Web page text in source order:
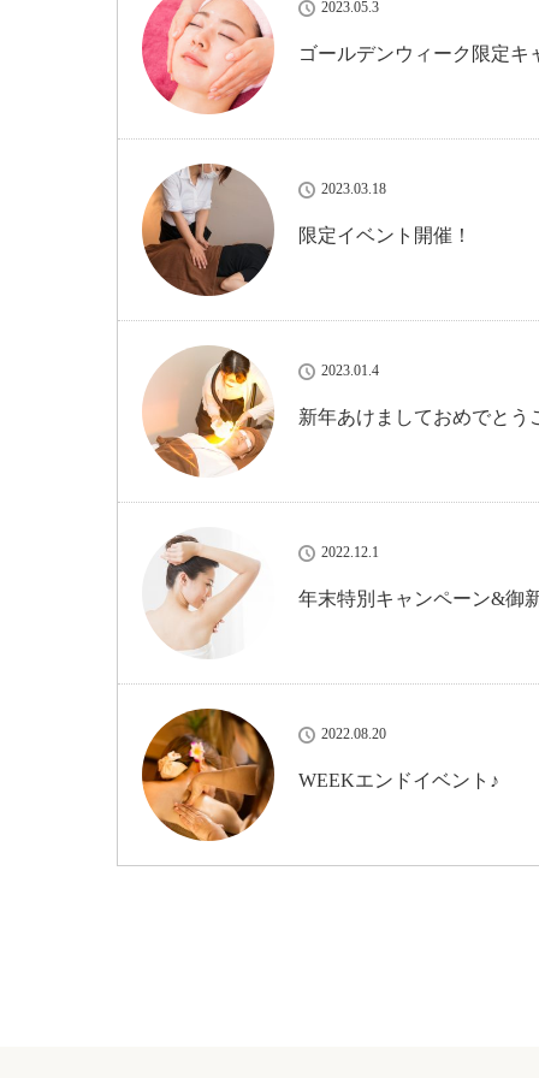
2023.05.3
ゴールデンウィーク限定キ
2023.03.18
限定イベント開催！
2023.01.4
新年あけましておめでとう
2022.12.1
年末特別キャンペーン&御
2022.08.20
WEEKエンドイベント♪